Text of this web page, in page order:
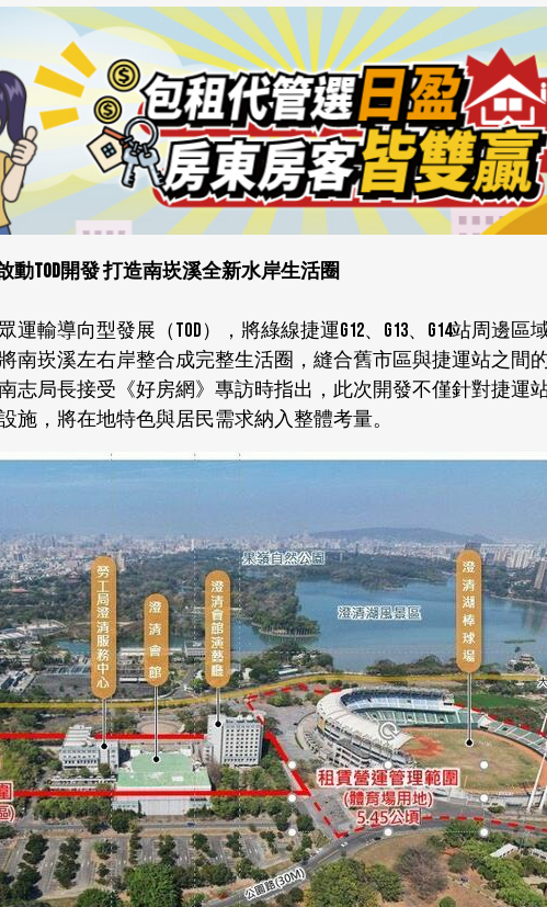
動TOD開發 打造南崁溪全新水岸生活圈
輸導向型發展（TOD），將綠線捷運G12、G13、G14站周邊
南崁溪左右岸整合成完整生活圈，縫合舊市區與捷運站之間
志局長接受《好房網》專訪時指出，此次開發不僅針對捷運
施，將在地特色與居民需求納入整體考量。